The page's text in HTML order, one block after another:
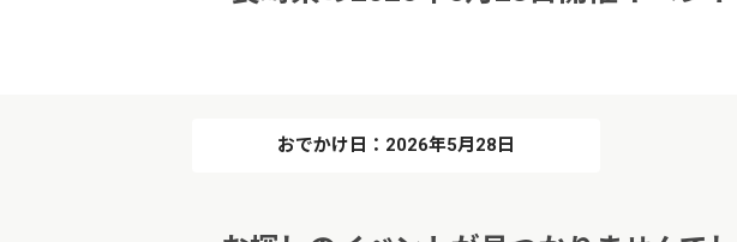
おでかけ日：2026年5月28日